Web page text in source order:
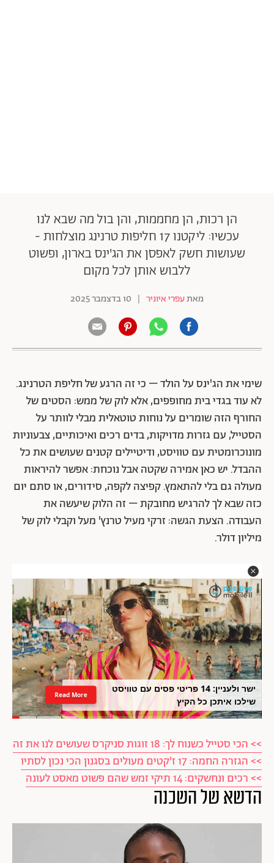
הן רכות, הן מחממות, והן בול מה שבא לנו
עכשיו: ליקטנו 17 חליפות טרנינג מוצלחות -
שעושות חשק לאפסן את הג'ינס בארון, ופשוט
ללבוש אותן לכל מקום
מאתעפרי איוניר | 10 בדצמבר 2025
שימי את הג'ינס על הולד – כי זה הרגע של חליפת הטרנינג.
לא עוד בגדי בית מחופפים, אלא לוק של ממש: הסטים של
החורף הזה שומרים על נוחות טוטאלית מבלי לוותר על
הסטייל, עם גזרות מדויקות, בדים רכים ואיכותיים, צבעוניות
מונוכרומטית עם טוויסט, ודיטיילים קטנים שעושים את כל
ההבדל. יש כאן אמירה שקטה אבל נוכחת: אפשר להיראות
מעולה גם בלי להתאמץ. קפיצה לקפה, סידורים, או סתם יום
כזה שבא לך להרגיש מחובקת – זה הלוק שיעשה את
העבודה. הצעת הגשה: זרקי מעיל טרנץ' מעל וקבלי לוק של
מיליון דולר.
ישר ולעניין: 14 פריטי פסים עם טוויסט
שילכו איתכן כל הקיץ
Read More
>> הכי סטייל כשנוח לך: 18 זוגות סניקרס שעושים לנו את זה
>> הגזרה החמה: 17 ז'קטים מעולים בסגנון הכי נכון לסתיו
>> רכים ונחשקים: 14 תיקי זמש שהם פשוט מאסט לעונה
הדשא של השכנה